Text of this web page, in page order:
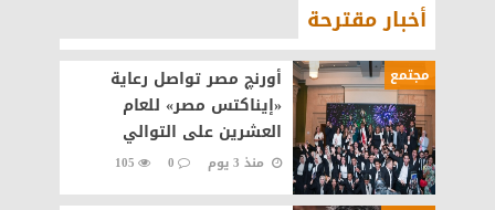
أخبار مقترحة
مجتمع
أورنچ مصر تواصل رعاية
«إيناكتس مصر» للعام
العشرين على التوالي
منذ 3 يوم 0
105